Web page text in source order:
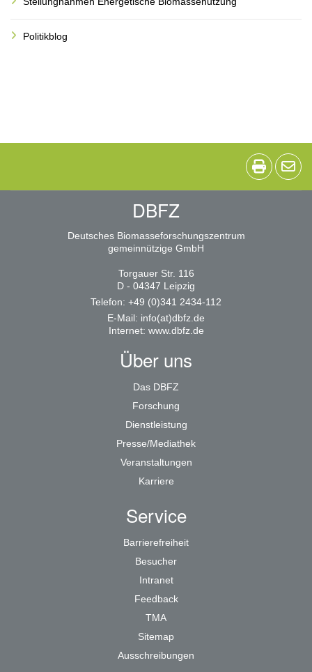
Politikblog
DBFZ
Deutsches Biomasseforschungszentrum
gemeinnützige GmbH
Torgauer Str. 116
D - 04347 Leipzig
Telefon: +49 (0)341 2434-112
E-Mail: info(at)dbfz.de
Internet: www.dbfz.de
Über uns
Das DBFZ
Forschung
Dienstleistung
Presse/Mediathek
Veranstaltungen
Karriere
Service
Barrierefreiheit
Besucher
Intranet
Feedback
TMA
Sitemap
Ausschreibungen